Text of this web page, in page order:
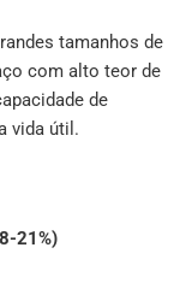
tamanhos de
com alto teor de
de
vida útil.
21%)